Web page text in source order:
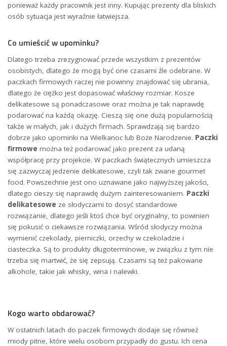
ponieważ każdy pracownik jest inny. Kupując prezenty dla bliskich
osób sytuacja jest wyraźnie łatwiejsza.
Co umieścić w upominku?
Dlatego trzeba zrezygnować przede wszystkim z prezentów
osobistych, dlatego że mogą być one czasami źle odebrane. W
paczkach firmowych raczej nie powinny znajdować się ubrania,
dlatego że ciężko jest dopasować właściwy rozmiar. Kosze
delikatesowe są ponadczasowe oraz można je tak naprawdę
podarować na każdą okazję. Cieszą się one dużą popularnością
także w małych, jak i dużych firmach. Sprawdzają się bardzo
dobrze jako upominki na Wielkanoc lub Boże Narodzenie. Paczki
firmowe można też podarować jako prezent za udaną
współpracę przy projekcie. W paczkach świątecznych umieszcza
się zazwyczaj jedzenie delikatesowe, czyli tak zwane gourmet
food. Powszechnie jest ono uznawane jako najwyższej jakości,
dlatego cieszy się naprawdę dużym zainteresowaniem. Paczki
delikatesowe ze słodyczami to dosyć standardowe
rozwiązanie, dlatego jeśli ktoś chce być oryginalny, to powinien
się pokusić o ciekawsze rozwiązania. Wśród słodyczy można
wymienić czekolady, pierniczki, orzechy w czekoladzie i
ciasteczka. Są to produkty długoterminowe, w związku z tym nie
trzeba się martwić, że się zepsują. Czasami są też pakowane
alkohole, takie jak whisky, wina i nalewki.
Kogo warto obdarować?
W ostatnich latach do paczek firmowych dodaje się również
miody pitne, które wielu osobom przypadły do gustu. Ich cena